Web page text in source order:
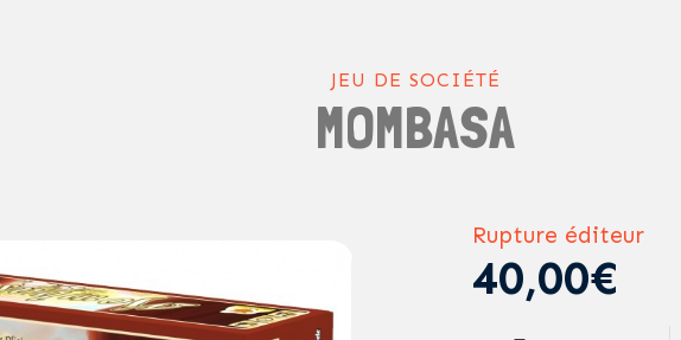
JEU DE SOCIÉTÉ
MOMBASA
Rupture éditeur
40,00€